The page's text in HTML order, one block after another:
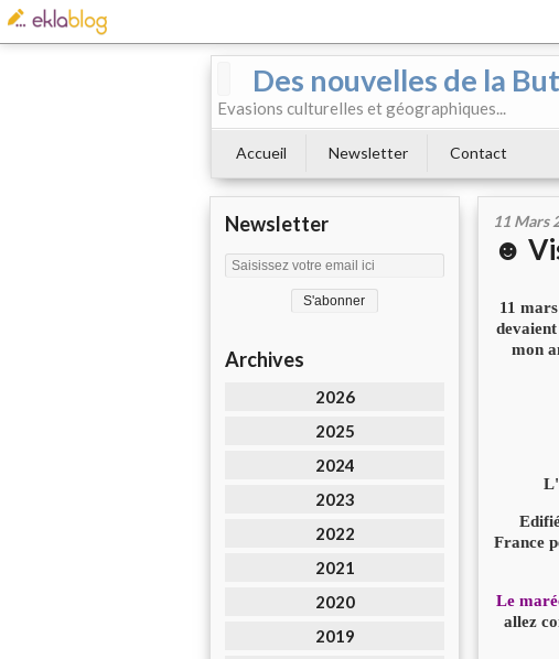
Des nouvelles de la
Evasions culturelles et géographiques...
Accueil Newsletter Contact
Newsletter
Archives
2026
2025
2024
2023
2022
2021
2020
2019
11 Mars
☻
11
mon
France
Le
allez